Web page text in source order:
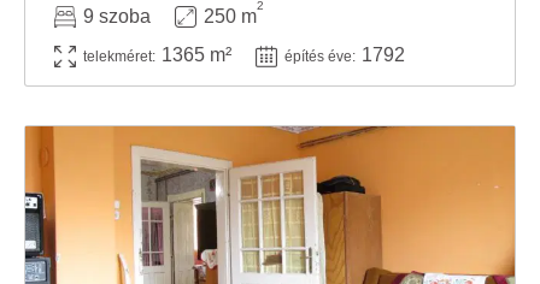
9 szoba 250 m
2
telekméret: 1365 m² építés éve: 1792